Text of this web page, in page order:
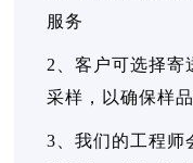
服务
2、客户可选择寄
采样，以确保样
3、我们的工程师